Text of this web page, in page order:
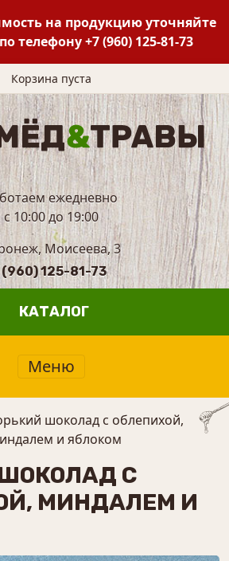
на продукцию уточняйте
телефону+7 (960) 125-81-73
Корзина пуста
ежедневно
с 10:00 до 19:00
Моисеева, 3
(960) 125-81-73
КАТАЛОГ
Меню
шоколад с облепихой,
и яблоком
С
МИНДАЛЕМ И